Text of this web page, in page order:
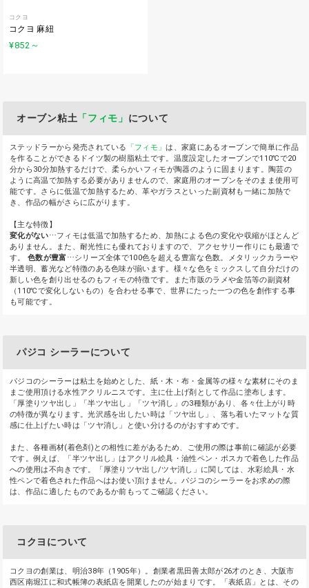
コクヨ
コクヨ 麻紐
¥852 ～
オーブン粘土 「フィモ」 について
ステッドラーから発売されている 「フィモ」は、家庭にあるオーブンで簡単に作品
を作ることができるドイツ製の樹脂粘土です。温度設定したオーブンで110℃で20
分から30分加熱するだけで、柔らかいフィモが陶器のように固まります。陶芸の
ように高温で加熱する必要がありませんので、家庭用のオーブンをそのまま使用可
能です。さらに低温で加熱するため、革やガラスといった副資材も一緒に加熱で
き、作品の幅がさらに広がります。
【主な特徴】
変化がない⋯フィモは低温で加熱するため、加熱による色の変化や収縮がほとんど
ありません。また、耐光性にも優れておりますので、アクセサリー作りにも最適で
す。 色数が豊富 ⋯シリーズ全体で100色を超える豊富な色数。メタリックカラーや
半透明、蓄光など特徴のある色味が揃います。様々な色をミックスして自分だけの
新しい色を創り出せるのもフィモの特徴です。また市販のラメや金箔等の副資材
（110℃で変化しないもの）を合わせる事で、世界にたった一つの色を創作する事
も可能です。
パジコ シーラーについて
パジコのシーラーは粘土を始めとした、紙・木・布・金属等の様々な素材にそのま
まご使用頂ける水性アクリルニスです。主に仕上げ剤として作品に塗布します。
「厚塗りツヤ出し」「半ツヤ出し」「ツヤ消し」の3種類があり、各々仕上がり時
の特徴が異なります。光沢感を出したい時は「ツヤ出し」、落ち着いたマットな質
感に仕上げたい時は「ツヤ消し」と使い分けるのがおすすめです。
また、各種画材(着色剤)との相性に差があるため、ご使用の際は事前に確認が必要
です。例えば、「半ツヤ出し」はアクリル絵具・油性ペン・ポスカで着色した作品
への使用は不向きです。「厚塗りツヤ出し/ツヤ消し」に関しては、水彩絵具・水
性ペンで着色された作品へはお使い頂けません。パジコのシーラーをお求めの際
は、作品に適したものであるか前もってご確認ください。
コクヨについて
コクヨの創業は、明治38年（1905年）。創業者黒田善太郎が26才のとき、大阪市
西区南堀江に和式帳簿の表紙店を開業したのが始まりです。「表紙店」とは、その